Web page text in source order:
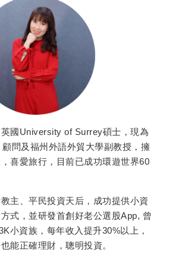
英國University of Surrey碩士，現為
問及福州外語外貿大學副教授，擁
喜愛旅行，目前已成功環遊世界60
主、平民投資天后，成功提供小資
式，並研發首創好老公選股App, 曾
小資族，每年收入提升30%以上，
能正確理財，聰明投資。